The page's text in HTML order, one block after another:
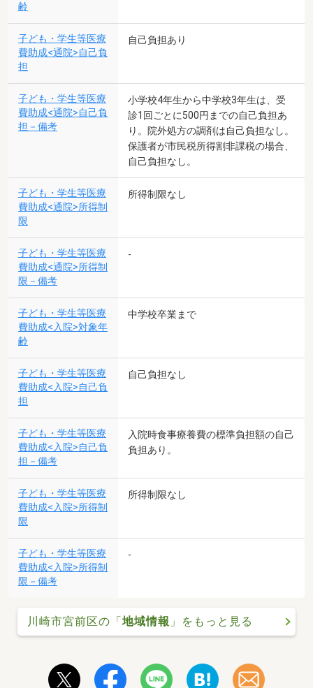
齢
子ども・学生等医療
費助成<通院>自己負
担
自己負担あり
子ども・学生等医療
費助成<通院>自己負
担－備考
小学校4年生から中学校3年生は、受
診1回ごとに500円までの自己負担あ
り。院外処方の調剤は自己負担なし。
保護者が市民税所得割非課税の場合、
自己負担なし。
子ども・学生等医療
費助成<通院>所得制
限
所得制限なし
子ども・学生等医療
費助成<通院>所得制
限－備考
-
子ども・学生等医療
費助成<入院>対象年
齢
中学校卒業まで
子ども・学生等医療
費助成<入院>自己負
担
自己負担なし
子ども・学生等医療
費助成<入院>自己負
担－備考
入院時食事療養費の標準負担額の自己
負担あり。
子ども・学生等医療
費助成<入院>所得制
限
所得制限なし
子ども・学生等医療
費助成<入院>所得制
限－備考
-
川崎市宮前区の「地域情報 」をもっと見る